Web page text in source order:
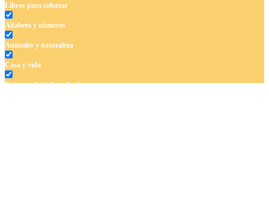
Libros para colorear
Alfabeto y números
Animales y naturaleza
Casa y vida
Cuentos de hadas y hadas